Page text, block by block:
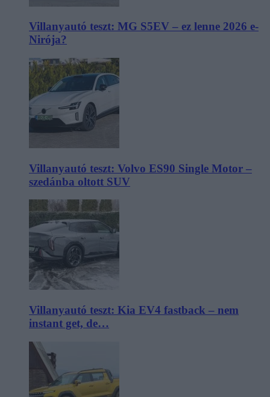
Villanyautó teszt: MG S5EV – ez lenne 2026 e-
Nirója?
Villanyautó teszt: Volvo ES90 Single Motor –
szedánba oltott SUV
Villanyautó teszt: Kia EV4 fastback – nem
instant get, de…